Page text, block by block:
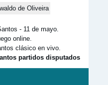
de Oliveira
- 11 de mayo.
online.
clásico en vivo.
partidos disputados